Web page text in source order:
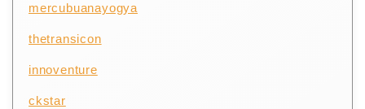
mercubuanayogya
thetransicon
innoventure
ckstar